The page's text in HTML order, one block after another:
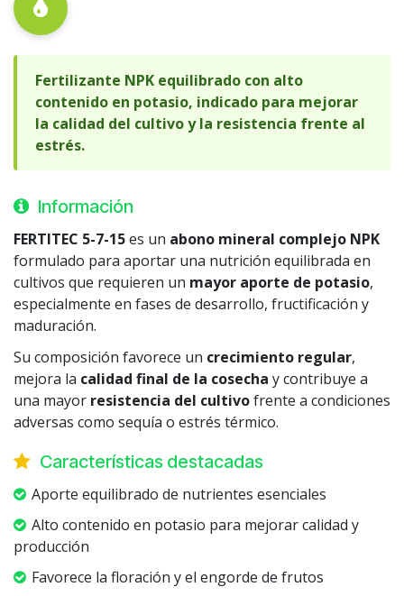
Fertilizante NPK equilibrado con alto
contenido en potasio, indicado para mejorar
la calidad del cultivo y la resistencia frente al
estrés.
Información
FERTITEC 5-7-15es un abono mineral complejo NPK
formulado para aportar una nutrición equilibrada en
cultivos que requieren un mayor aporte de potasio,
especialmente en fases de desarrollo, fructificación y
maduración.
Su composición favorece un crecimiento regular,
mejora la calidad final de la cosecha y contribuye a
una mayor resistencia del cultivofrente a condiciones
adversas como sequía o estrés térmico.
Características destacadas
Aporte equilibrado de nutrientes esenciales
Alto contenido en potasio para mejorar calidad y
producción
Favorece la floración y el engorde de frutos